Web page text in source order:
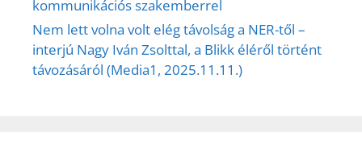
kommunikációs szakemberrel
Nem lett volna volt elég távolság a NER-től –
interjú Nagy Iván Zsolttal, a Blikk éléről történt
távozásáról (Media1, 2025.11.11.)